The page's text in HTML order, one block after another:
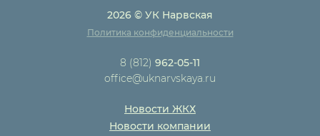
2026 © УК Нарвская
Политика конфиденциальности
8 (812) 962-05-11
office@uknarvskaya.ru
Новости ЖКХ
Новости компании